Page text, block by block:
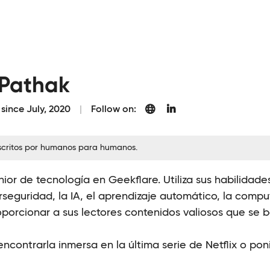
July, 2020 Follow on:
por humanos para humanos.
de tecnología en Geekflare. Utiliza sus
la IA, el aprendizaje automático, la
a sus lectores contenidos valiosos que se
inmersa en la última serie de Netflix o